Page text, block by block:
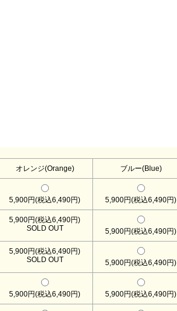
オレンジ(Orange) ブルー(Blue)
5,900円(税込6,490円) 5,900円(税込6,490円)
5,900円(税込6,490円)
SOLD OUT
5,900円(税込6,490円)
5,900円(税込6,490円)
SOLD OUT
5,900円(税込6,490円)
5,900円(税込6,490円) 5,900円(税込6,490円)